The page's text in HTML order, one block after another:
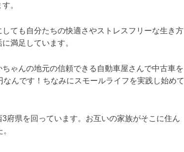
。
ても自分たちの快適さやストレスフリーな生き方
満足しています。
ゃんの地元の信頼できる自動車屋さんで中古車を
んです！ちなみにスモールライフを実践し始めて
府県を回っています。お互いの家族がそこに住ん